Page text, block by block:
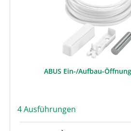
ABUS Ein-/Aufbau-
4 Ausführungen